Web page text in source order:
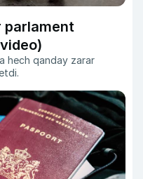
parlament
hech qanday zarar